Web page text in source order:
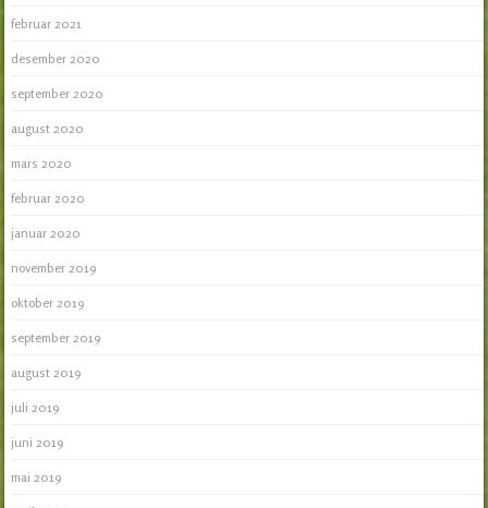
februar 2021
desember 2020
september 2020
august 2020
mars 2020
februar 2020
januar 2020
november 2019
oktober 2019
september 2019
august 2019
juli 2019
juni 2019
mai 2019